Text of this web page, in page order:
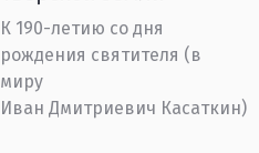
К 190-летию со дня
рождения святителя (в
миру
Иван Дмитриевич Касаткин)